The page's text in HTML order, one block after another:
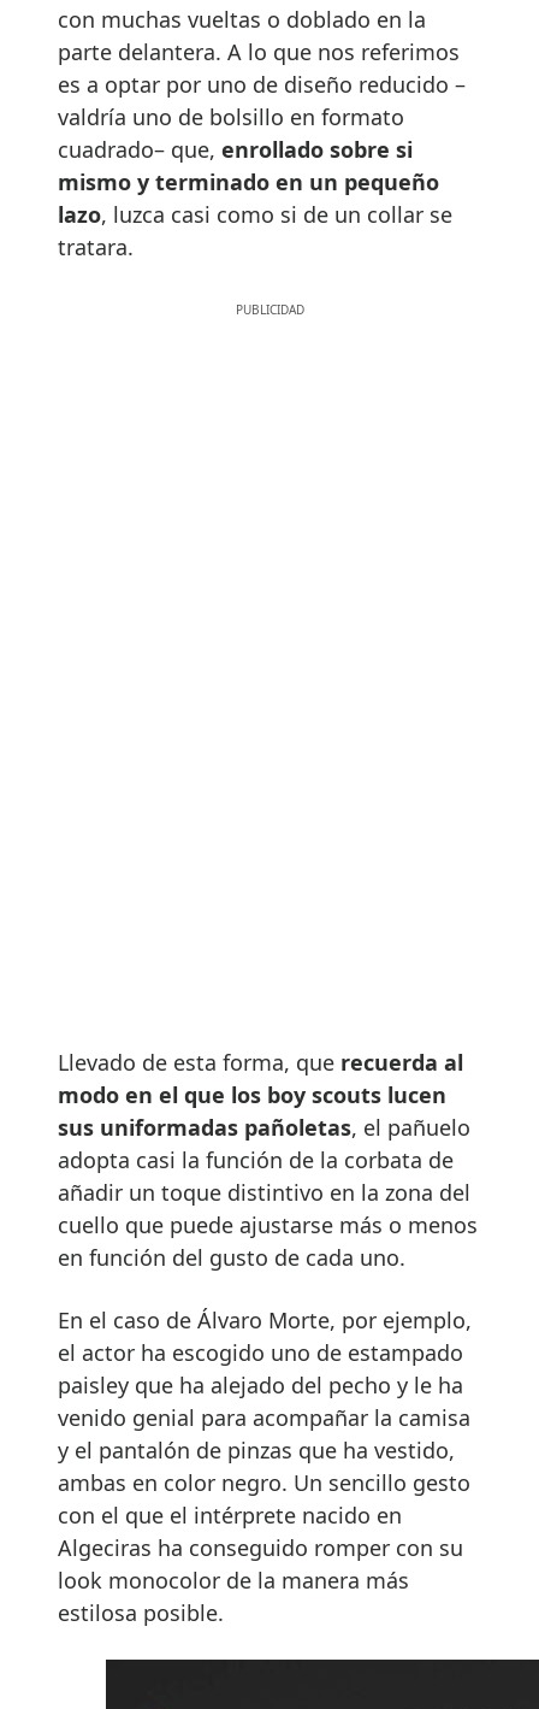
con muchas vueltas o doblado en la
parte delantera. A lo que nos referimos
es a optar por uno de diseño reducido –
valdría uno de bolsillo en formato
cuadrado– que, enrollado sobre si
mismo y terminado en un pequeño
lazo, luzca casi como si de un collar se
tratara.
Llevado de esta forma, que recuerda al
modo en el que los boy scouts lucen
sus uniformadas pañoletas, el pañuelo
adopta casi la función de la corbata de
añadir un toque distintivo en la zona del
cuello que puede ajustarse más o menos
en función del gusto de cada uno.
En el caso de Álvaro Morte, por ejemplo,
el actor ha escogido uno de estampado
paisley que ha alejado del pecho y le ha
venido genial para acompañar la camisa
y el pantalón de pinzas que ha vestido,
ambas en color negro. Un sencillo gesto
con el que el intérprete nacido en
Algeciras ha conseguido romper con su
look monocolor de la manera más
estilosa posible.